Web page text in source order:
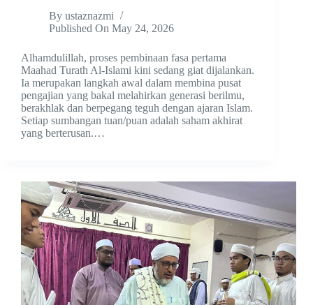
By ustaznazmi
Published On May 24, 2026
Alhamdulillah, proses pembinaan fasa pertama
Maahad Turath Al-Islami kini sedang giat dijalankan.
Ia merupakan langkah awal dalam membina pusat
pengajian yang bakal melahirkan generasi berilmu,
berakhlak dan berpegang teguh dengan ajaran Islam.
Setiap sumbangan tuan/puan adalah saham akhirat
yang berterusan.…